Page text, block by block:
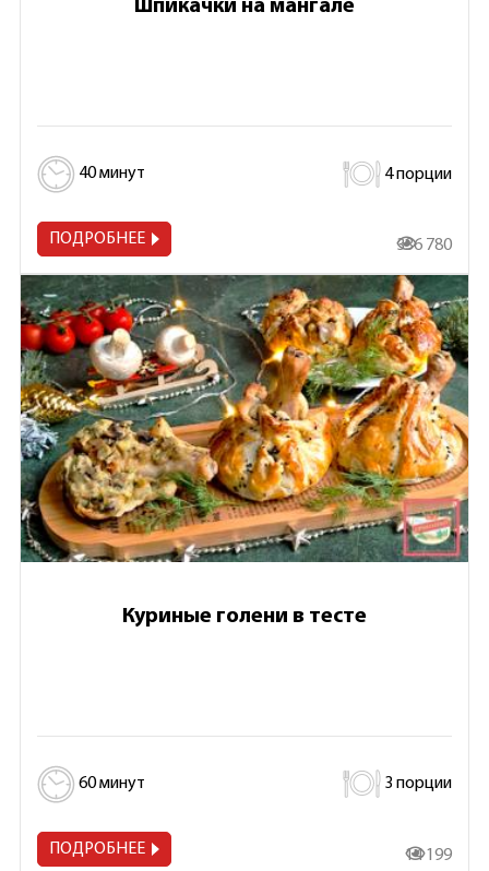
Шпикачки на мангале
40 минут 4 порции
ПОДРОБНЕЕ 336 780
Куриные голени в тесте
60 минут 3 порции
ПОДРОБНЕЕ 14 199